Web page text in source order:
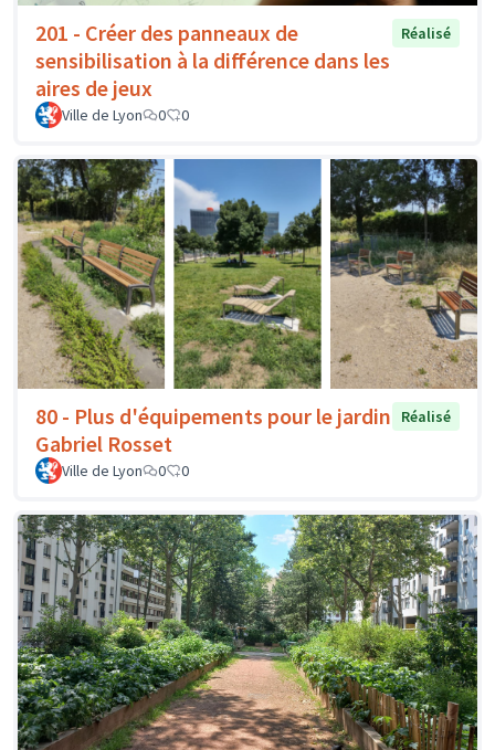
201 - Créer des panneaux de
sensibilisation à la différence dans les
aires de jeux
Réalisé
Ville de Lyon 0 0
80 - Plus d'équipements pour le jardin
Gabriel Rosset
Réalisé
Ville de Lyon 0 0